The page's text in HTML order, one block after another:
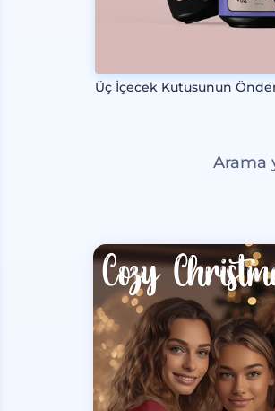
Üç İçecek Kutusunun
Arama